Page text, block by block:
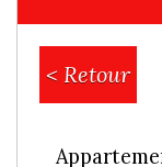
< Retour